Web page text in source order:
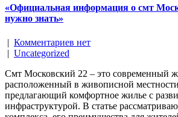
«Официальная информация о смт
нужно знать»
| Комментариев нет
| Uncategorized
Смт Московский 22 – это современный
расположенный в живописной
предлагающий комфортное жилье с
инфраструктурой. В статье